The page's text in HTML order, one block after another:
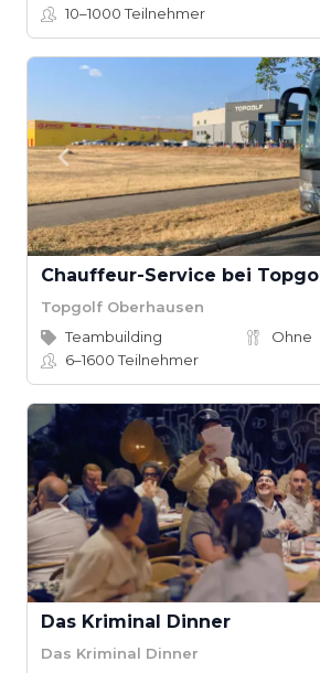
10–1000Teilnehmer
Topgolf Oberhausen
Teambuilding
Ohne
6–1600Teilnehmer
Das Kriminal Dinner
Das Kriminal Dinner